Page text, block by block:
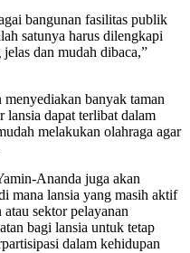
bangunan fasilitas publik
satunya harus dilengkapi
dan mudah dibaca,”
banyak taman
lansia dapat terlibat dalam
melakukan olahraga agar
Ananda juga akan
mana lansia yang masih aktif
sektor pelayanan
bagi lansia untuk tetap
dalam kehidupan